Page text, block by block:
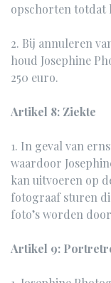
opschorten totdat
2. Bij annuleren
houd Josephine
250 euro.
Artikel 8: Ziekte
1. In geval van
waardoor
kan uitvoeren op
fotograaf sturen
foto’s worden
Artikel 9: